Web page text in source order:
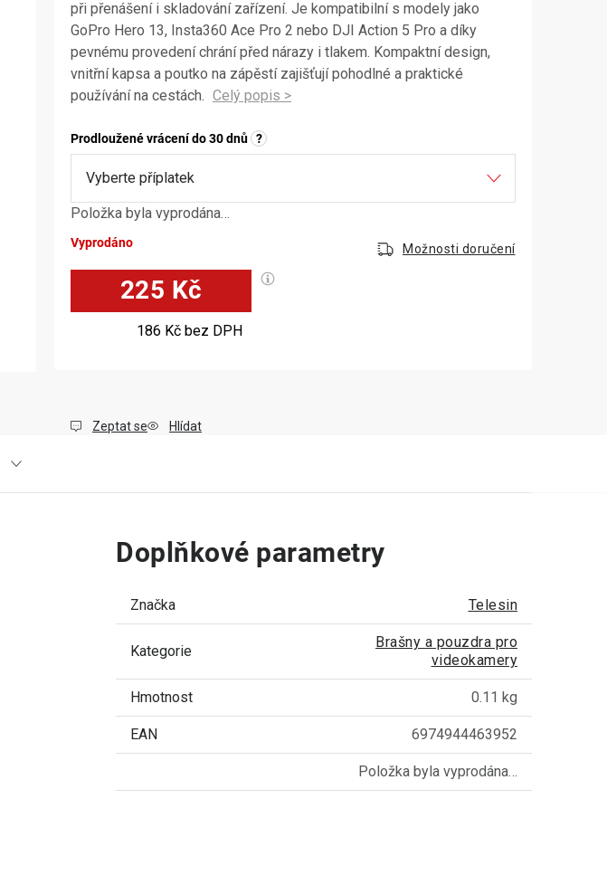
při přenášení i skladování zařízení. Je kompatibilní s modely jako
GoPro Hero 13, Insta360 Ace Pro 2 nebo DJI Action 5 Pro a díky
pevnému provedení chrání před nárazy i tlakem. Kompaktní design,
vnitřní kapsa a poutko na zápěstí zajišťují pohodlné a praktické
používání na cestách.
Prodloužené vrácení do 30 dnů ?
Položka byla vyprodána…
Vyprodáno Možnosti doručení
225 Kč
186 Kč bez DPH
Zeptat se Hlídat
Doplňkové parametry
Značka Telesin
Kategorie
Brašny a pouzdra pro
videokamery
Hmotnost 0.11 kg
EAN 6974944463952
Položka byla vyprodána…